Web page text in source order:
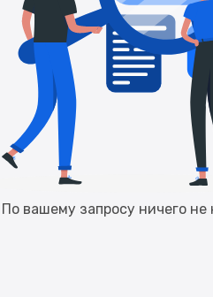
По вашему запросу ничего не